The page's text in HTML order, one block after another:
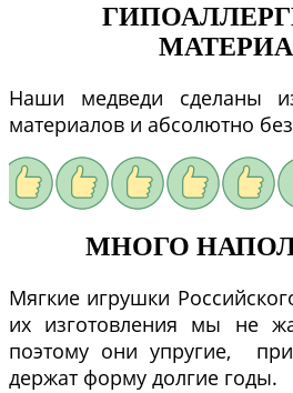
Наши медведи сделаны
материалов и абсолютно
МНОГО
Мягкие игрушки
их изготовления мы не
поэтому они упругие,
держат форму долгие годы.